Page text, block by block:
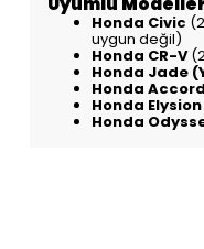
Honda Civic
uygun değil)
Honda CR-V
Honda Jade
Honda Accord
Honda Elysion
Honda